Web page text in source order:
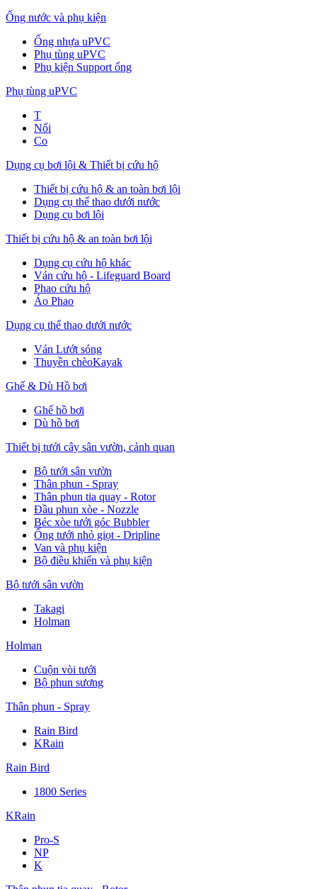
Ống nước và phụ kiện
Ống nhựa uPVC
Phụ tùng uPVC
Phụ kiện Support ống
Phụ tùng uPVC
T
Nối
Co
Dụng cụ bơi lội & Thiết bị cứu hộ
Thiết bị cứu hộ & an toàn bơi lội
Dụng cụ thể thao dưới nước
Dụng cụ bơi lội
Thiết bị cứu hộ & an toàn bơi lội
Dụng cụ cứu hộ khác
Ván cứu hộ - Lifeguard Board
Phao cứu hộ
Áo Phao
Dụng cụ thể thao dưới nước
Ván Lướt sóng
Thuyền chèoKayak
Ghế & Dù Hồ bơi
Ghế hồ bơi
Dù hồ bơi
Thiết bị tưới cây sân vườn, cảnh quan
Bộ tưới sân vườn
Thân phun - Spray
Thân phun tia quay - Rotor
Đầu phun xòe - Nozzle
Béc xòe tưới góc Bubbler
Ống tưới nhỏ giọt - Dripline
Van và phụ kiện
Bộ điều khiển và phụ kiện
Bộ tưới sân vườn
Takagi
Holman
Holman
Cuộn vòi tưới
Bộ phun sương
Thân phun - Spray
Rain Bird
KRain
Rain Bird
1800 Series
KRain
Pro-S
NP
K